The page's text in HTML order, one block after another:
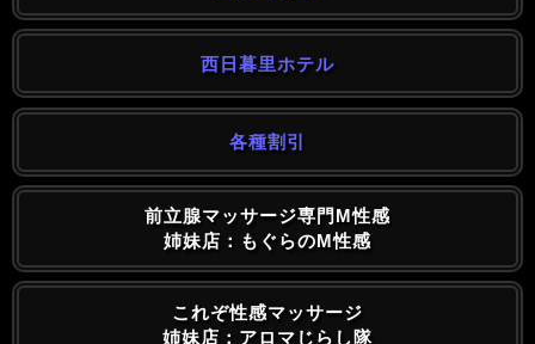
西日暮里ホテル
各種割引
前立腺マッサージ専門M性感
姉妹店：もぐらのM性感
これぞ性感マッサージ
姉妹店：アロマじらし隊